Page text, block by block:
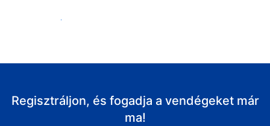
Fogadja vendégeit
Regisztráljon, és fogadja a vendégeket már
ma!